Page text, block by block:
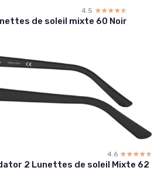
4.5 ☆☆☆☆☆
★★★★★
de soleil mixte 60 Noir
4.6 ☆☆☆☆☆
★★★★★
2 Lunettes de soleil Mixte 62